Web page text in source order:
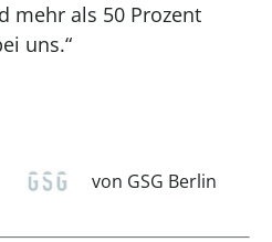
mehr als 50 Prozent
uns.“
von GSG Berlin